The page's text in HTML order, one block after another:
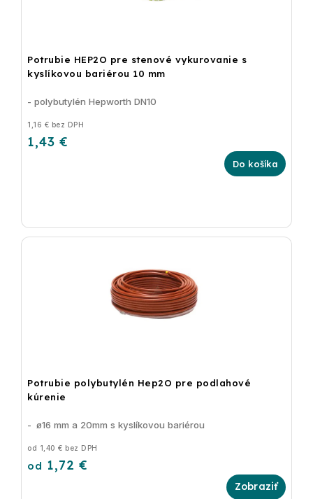
Potrubie HEP2O pre stenové vykurovanie s
kyslíkovou bariérou 10 mm
1,16 € bez DPH
1,43 €
Do košíka
- polybutylén Hepworth DN10
Potrubie polybutylén Hep2O pre podlahové
kúrenie
od 1,40 € bez DPH
od 1,72 €
- ø16 mm a 20mm s kyslíkovou bariérou